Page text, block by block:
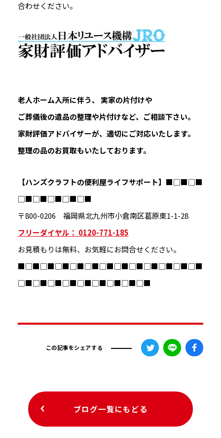
合わせください。
老人ホーム入所に伴う、 実家の片付けや
ご葬儀後の遺品の整理や片付けなど、ご相談下さい。
家財評価アドバイザーが、適切にご対応いたします。
整理の品のお買取もいたしております。
【ハンズクラフトの便利屋ライフサポート】 ■□■□■
□■□■□■□■□■
〒800-0206 福岡県北九州市小倉南区葛原東1-1-28
フリーダイヤル： 0120-771-185
お見積もりは無料、お気軽にお問合せください。
■□■□■□■□■□■□■□■□■□■□■□■□■
□■□■□■□■□■□■□■□■□■
この記事をシェアする
ブログ一覧にもどる